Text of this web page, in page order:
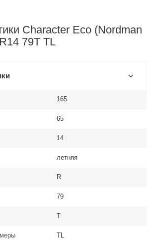
Character Eco (Nordman
79T TL
165
65
14
летняя
R
79
T
TL